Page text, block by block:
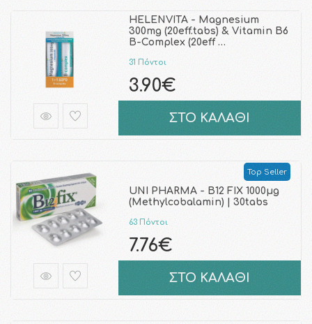
HELENVITA - Magnesium
300mg (20eff.tabs) & Vitamin B6
B-Complex (20eff …
31 Πόντοι
3.90€
ΣΤΟ ΚΑΛΑΘΙ
Top Seller
UNI PHARMA - B12 FIX 1000μg
(Methylcobalamin) | 30tabs
63 Πόντοι
7.76€
ΣΤΟ ΚΑΛΑΘΙ